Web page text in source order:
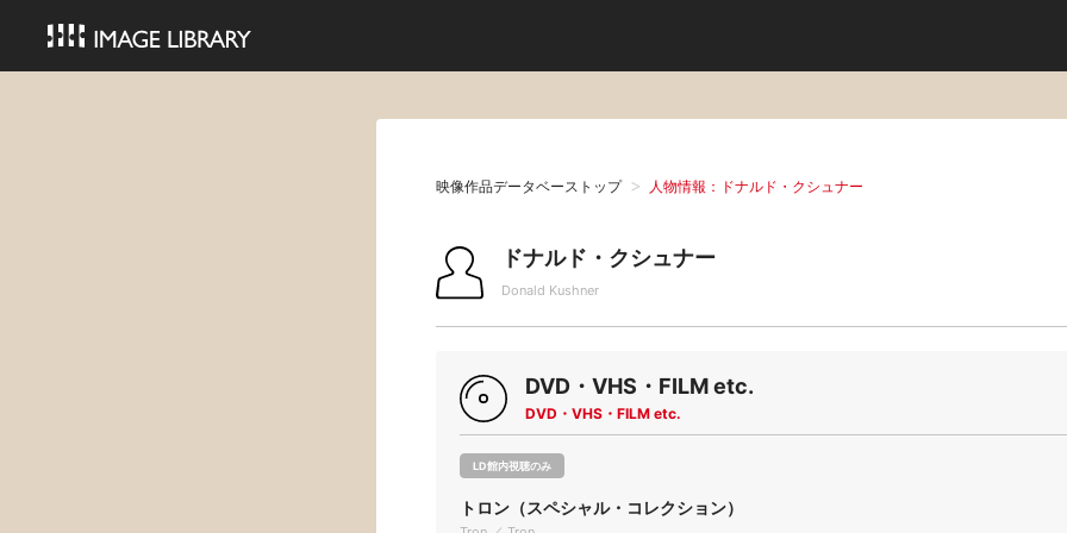
映像作品データベーストップ 人物情報：ドナルド・クシュナー
ドナルド・クシュナー
Donald Kushner
DVD・VHS・FILM etc.
DVD・VHS・FILM etc.
LD館内視聴のみ
トロン（スペシャル・コレクション）